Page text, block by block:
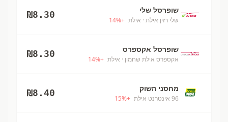
שופרסל שלי
שלי רזין אילת · אילת +
14%
₪8.30
שופרסל אקספרס
אקספרס אילת שחמון · אילת +
14%
₪8.30
מחסני השוק
96 אינטרנט אילת +
15%
₪8.40